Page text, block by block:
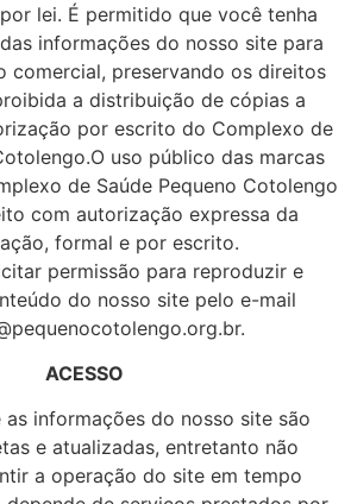
lei. É permitido que você tenha
informações do nosso site para
comercial, preservando os direitos
a distribuição de cópias a
por escrito do Complexo de
uso público das marcas
de Saúde Pequeno Cotolengo
com autorização expressa da
formal e por escrito.
permissão para reproduzir e
do nosso site pelo e-mail
ACESSO
as informações do nosso site são
e atualizadas, entretanto não
a operação do site em tempo